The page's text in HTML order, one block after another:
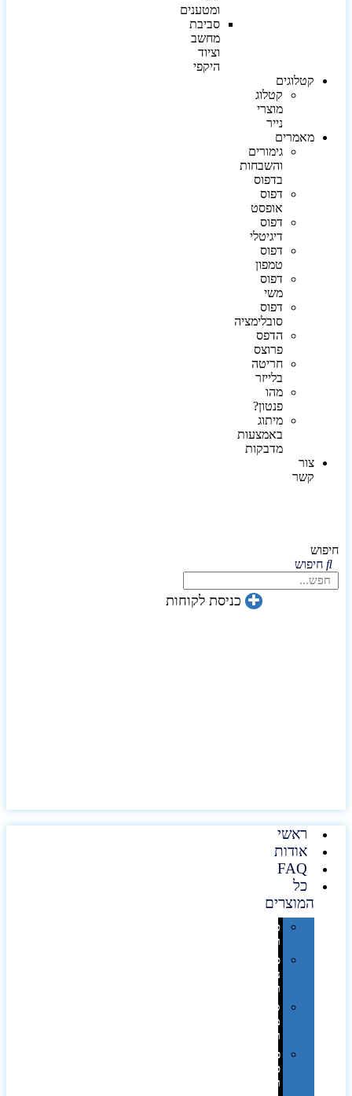
ומטענים
סביבת
מחשב
וציוד
היקפי
קטלוגים
קטלוג
מוצרי
נייר
מאמרים
גימורים
והשבחות
בדפוס
דפוס
אופסט
דפוס
דיגיטלי
דפוס
טמפון
דפוס
משי
דפוס
סובלימציה
הדפס
פרוצס
חריטה
בלייזר
מהו
פנטון?
מיתוג
באמצעות
מדבקות
צור
קשר
חיפוש
חיפוש
כניסת לקוחות
ראשי
אודות
FAQ
כל
המוצרים
טכנולוגיה
וגאדג'טים
פנאי,
נופש
ונסיעות
סביבת
משרד
ופרימיום
כלים,
פנסים
ורכב